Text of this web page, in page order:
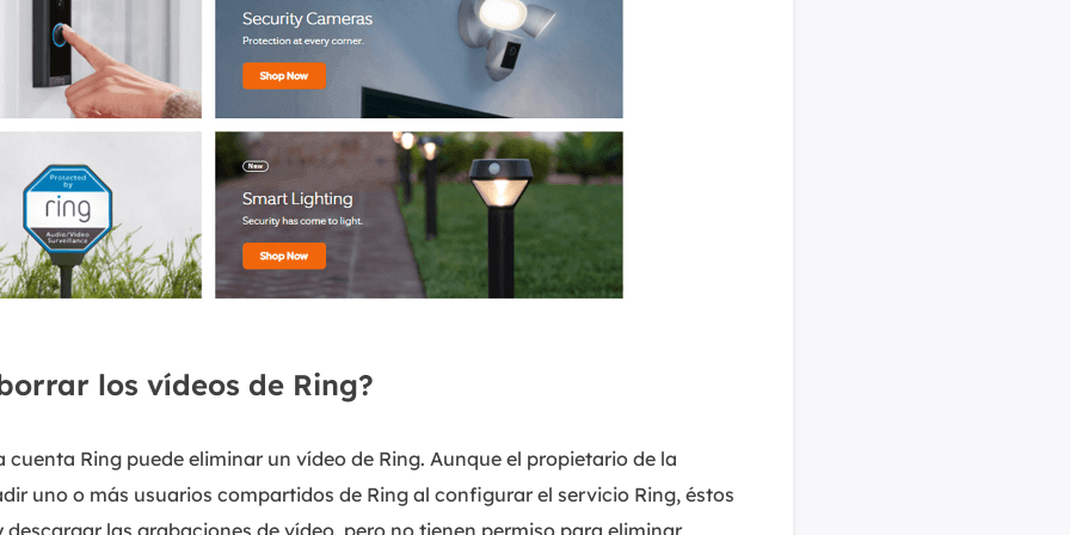
los vídeos de Ring?
cuenta Ring puede eliminar un vídeo de Ring. Aunque el propietario de la
uno o más usuarios compartidos de Ring al configurar el servicio Ring, éstos